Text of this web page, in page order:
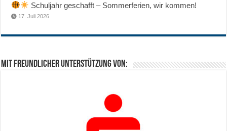
Schuljahr geschafft – Sommerferien, wir kommen!
17. Juli 2026
Mit freundlicher Unterstützung von: